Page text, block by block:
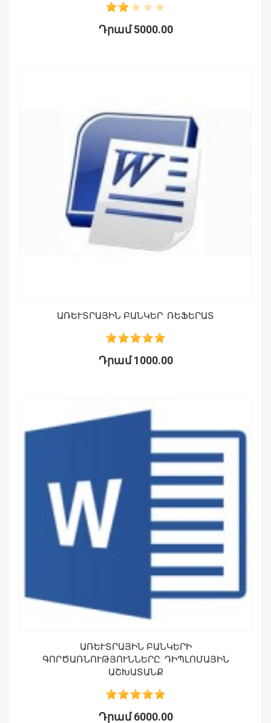
Դրամ 5000.00
ԱՌԵՒՏՐԱՅԻՆ ԲԱՆԿԵՐ: ՌԵՖԵՐԱՏ
Դրամ 1000.00
ԱՌԵՒՏՐԱՅԻՆ ԲԱՆԿԵՐԻ Գ
ՈՐԾԱՌՆՈՒԹՅՈՒՆՆԵՐԸ: ԴԻՊԼՈՄԱՅԻՆ Ա
ՇԽԱՏԱՆՔ
Դրամ 6000.00